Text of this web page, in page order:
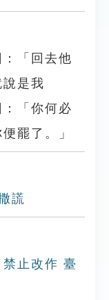
「回去他
是我
「你何必
罷了。」
謊
止改作 臺